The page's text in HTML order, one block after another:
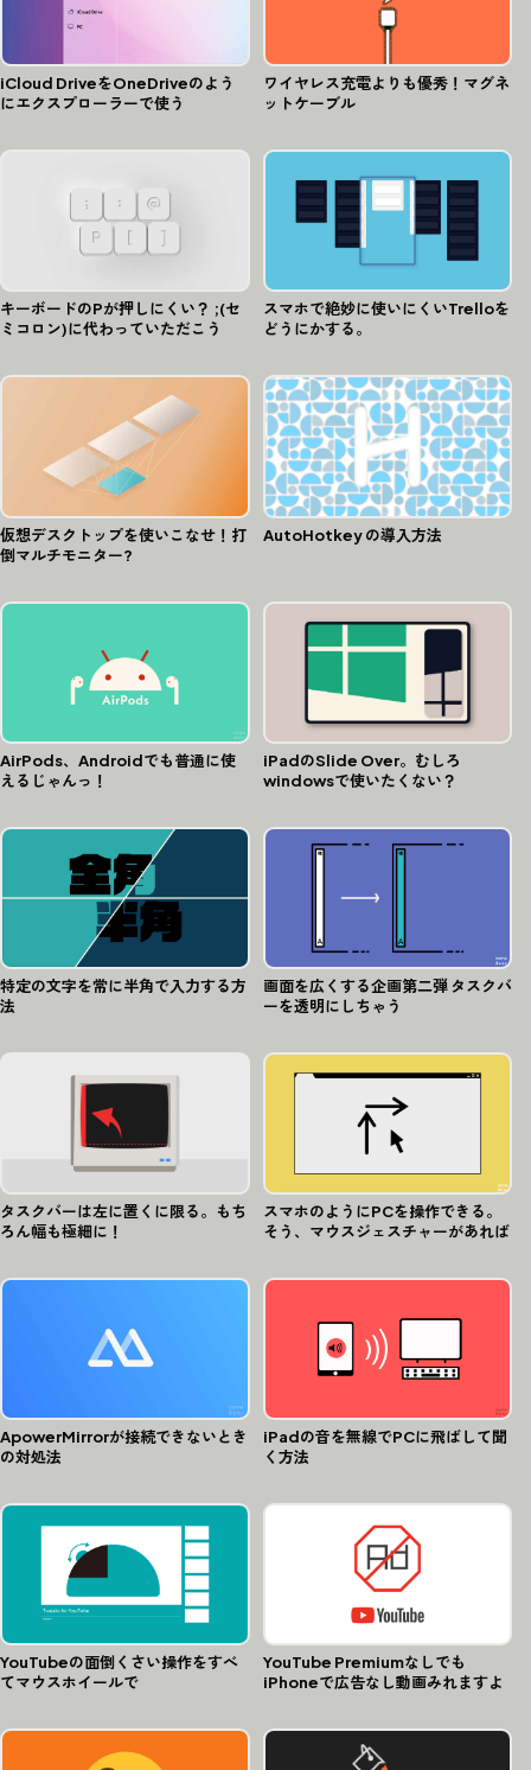
iCloud DriveをOneDriveのよう
にエクスプローラーで使う
ワイヤレス充電よりも優秀！マグネ
ットケーブル
キーボードのPが押しにくい？ ;(セ
ミコロン)に代わっていただこう
スマホで絶妙に使いにくいTrelloを
どうにかする。
仮想デスクトップを使いこなせ！打
倒マルチモニター?
AutoHotkey の導入方法
AirPods、Androidでも普通に使
えるじゃんっ！
iPadのSlide Over。むしろ
windowsで使いたくない？
特定の文字を常に半角で入力する方
法
画面を広くする企画第二弾 タスクバ
ーを透明にしちゃう
タスクバーは左に置くに限る。もち
ろん幅も極細に！
スマホのようにPCを操作できる。
そう、マウスジェスチャーがあれば
ApowerMirrorが接続できないとき
の対処法
iPadの音を無線でPCに飛ばして聞
く方法
YouTubeの面倒くさい操作をすべ
てマウスホイールで
YouTube Premiumなしでも
iPhoneで広告なし動画みれますよ